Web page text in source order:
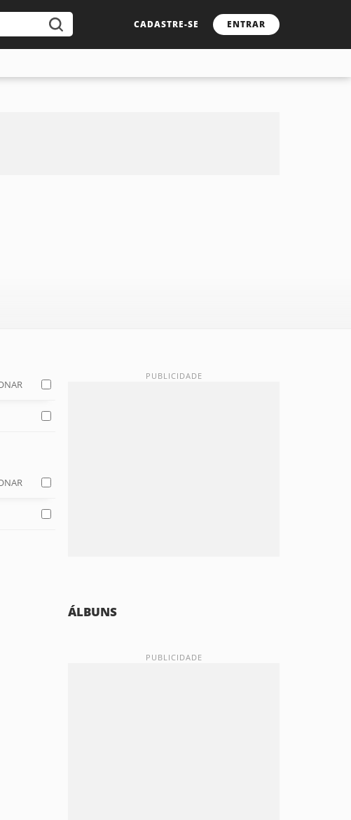
CADASTRE-SE ENTRAR
ÁLBUNS